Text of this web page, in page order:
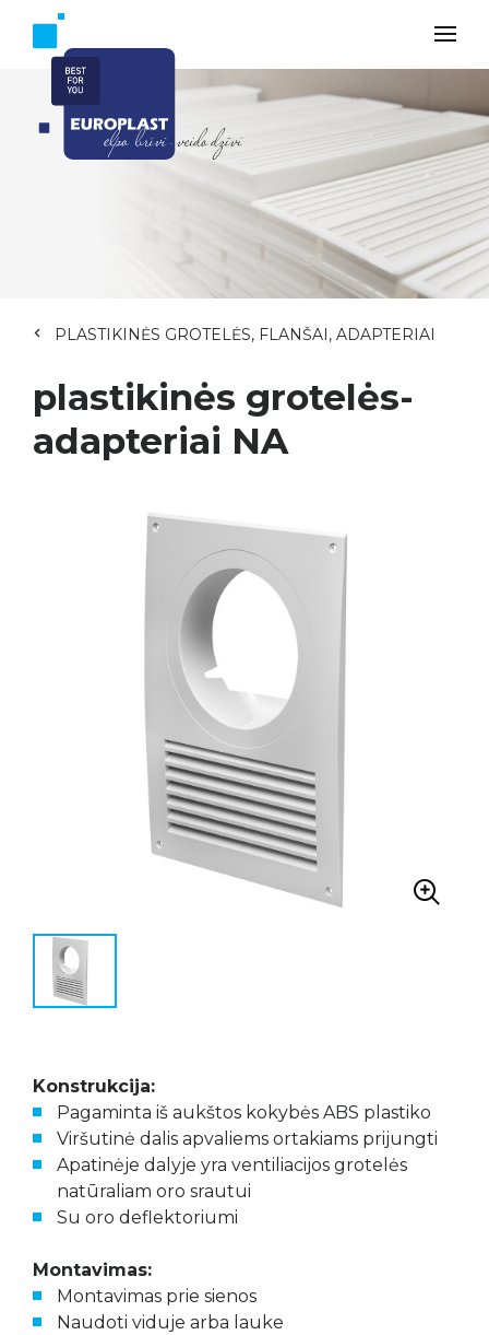
PLASTIKINĖS GROTELĖS, FLANŠAI, ADAPTERIAI
plastikinės grotelės-
adapteriai NA
Konstrukcija:
Pagaminta iš aukštos kokybės ABS plastiko
Viršutinė dalis apvaliems ortakiams prijungti
Apatinėje dalyje yra ventiliacijos grotelės
natūraliam oro srautui
Su oro deflektoriumi
Montavimas:
Montavimas prie sienos
Naudoti viduje arba lauke